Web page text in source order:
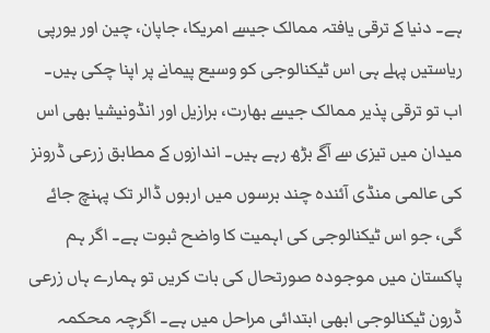
ہے۔ دنیا کے ترقی یافتہ ممالک جیسے امریکا، جاپان، چین اور یورپی
ریاستیں پہلے ہی اس ٹیکنالوجی کو وسیع پیمانے پر اپنا چکی ہیں۔
اب تو ترقی پذیر ممالک جیسے بھارت، برازیل اور انڈونیشیا بھی اس
میدان میں تیزی سے آگے بڑھ رہے ہیں۔ اندازوں کے مطابق زرعی ڈرونز
کی عالمی منڈی آئندہ چند برسوں میں اربوں ڈالر تک پہنچ جائے
گی، جو اس ٹیکنالوجی کی اہمیت کا واضح ثبوت ہے۔ اگر ہم
پاکستان میں موجودہ صورتحال کی بات کریں تو ہمارے ہاں زرعی
ڈرون ٹیکنالوجی ابھی ابتدائی مراحل میں ہے۔ اگرچہ محکمہ